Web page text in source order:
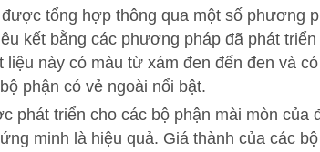
tổng hợp thông qua một số phương
kết bằng các phương pháp đã phát
này có màu từ xám đen đến đen và
phận có vẻ ngoài nổi bật.
phát triển cho các bộ phận mài mòn của
minh là hiệu quả. Giá thành của các